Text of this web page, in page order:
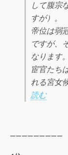
して腹宗
すが）。
帝位は弱
ですが、
なります。
宦官たち
れる宮女
読む
—————————